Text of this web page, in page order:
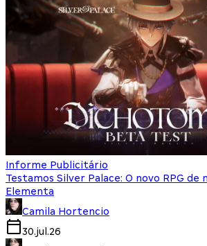
Informe Publicitário
Testamos Silver Palace: O novo RPG de
Elementa
Camila Hortencio
30.jul.26